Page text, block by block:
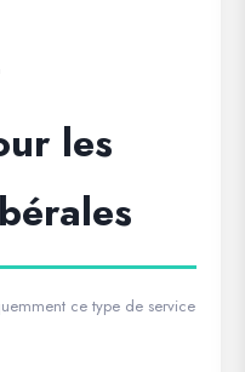
les
ce type de service